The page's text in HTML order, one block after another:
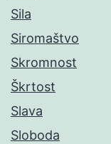
Sila
Siromaštvo
Skromnost
Škrtost
Slava
Sloboda